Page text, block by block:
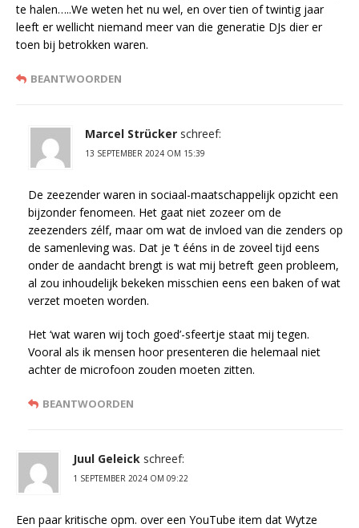
te halen…..We weten het nu wel, en over tien of twintig jaar
leeft er wellicht niemand meer van die generatie DJs dier er
toen bij betrokken waren.
BEANTWOORDEN
Marcel Strücker schreef:
13 SEPTEMBER 2024 OM 15:39
De zeezender waren in sociaal-maatschappelijk opzicht een
bijzonder fenomeen. Het gaat niet zozeer om de
zeezenders zélf, maar om wat de invloed van die zenders op
de samenleving was. Dat je ’t ééns in de zoveel tijd eens
onder de aandacht brengt is wat mij betreft geen probleem,
al zou inhoudelijk bekeken misschien eens een baken of wat
verzet moeten worden.
Het ‘wat waren wij toch goed’-sfeertje staat mij tegen.
Vooral als ik mensen hoor presenteren die helemaal niet
achter de microfoon zouden moeten zitten.
BEANTWOORDEN
Juul Geleick schreef:
1 SEPTEMBER 2024 OM 09:22
Een paar kritische opm. over een YouTube item dat Wytze